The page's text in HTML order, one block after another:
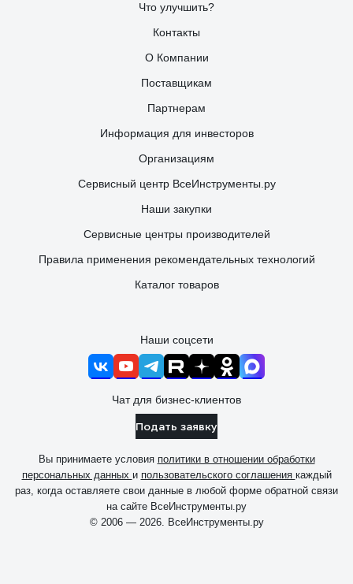
Что улучшить?
Контакты
О Компании
Поставщикам
Партнерам
Информация для инвесторов
Организациям
Сервисный центр ВсеИнструменты.ру
Наши закупки
Сервисные центры производителей
Правила применения рекомендательных технологий
Каталог товаров
Наши соцсети
Чат для бизнес-клиентов
Подать заявку
Вы принимаете условия политики в отношении обработки
персональных данных и пользовательского соглашения каждый
раз, когда оставляете свои данные в любой форме обратной связи
на сайте ВсеИнструменты.ру
© 2006 — 2026. ВсеИнструменты.ру